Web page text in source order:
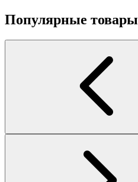
Популярные товары